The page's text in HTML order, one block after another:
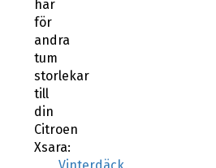
här
för
andra
tum
storlekar
till
din
Citroen
Xsara:
Vinterdäck